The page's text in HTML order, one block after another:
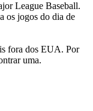
League Baseball.
os jogos do dia de
fora dos EUA. Por
uma.